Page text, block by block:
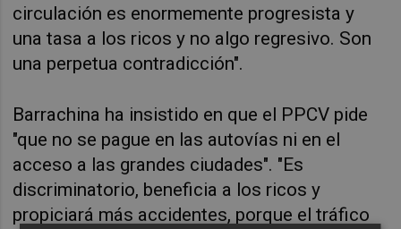
circulación es enormemente progresista y
una tasa a los ricos y no algo regresivo. Son
una perpetua contradicción".
Barrachina ha insistido en que el PPCV pide
"que no se pague en las autovías ni en el
acceso a las grandes ciudades". "Es
discriminatorio, beneficia a los ricos y
propiciará más accidentes, porque el tráfico